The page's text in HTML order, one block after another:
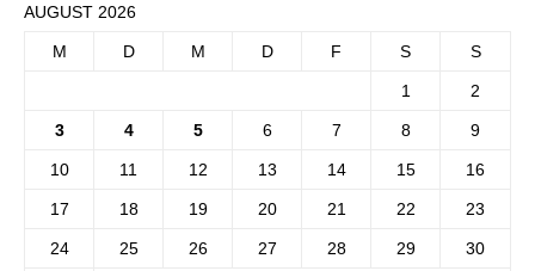
AUGUST 2026
M D M D F S S
1 2
3 4 5 6 7 8 9
10 11 12 13 14 15 16
17 18 19 20 21 22 23
24 25 26 27 28 29 30